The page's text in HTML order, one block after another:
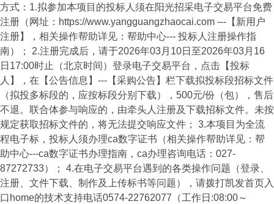
方式：1.拟参加本项目的投标人须在阳光招采电子交易平台免费
注册（网址：https://www.yangguangzhaocai.com ---【新用户
注册】，相关操作帮助详见：帮助中心--- 投标人注册操作指
南）； 2.注册完成后，请于2026年03月10日至2026年03月16
日17:00时止（北京时间）登录电子交易平台，点击【投标
人】，在【公告信息】---【采购公告】栏下载拟投标段招标文件
（拟投多标段的，应按标段分别下载），500元/份（包），售后
不退。联合体参与响应的，由牵头人注册及下载招标文件。未按
规定获取招标文件的，将无法提交响应文件； 3.本项目为全流
程电子标，投标人须办理ca数字证书（相关操作帮助详见：帮
助中心---ca数字证书办理指南，ca办理咨询电话：027-
87272733）； 4.在电子交易平台遇到的各类操作问题（登录、
注册、文件下载、制作及上传标书等问题），请拨打凯发首页入
口home的技术支持电话0574-22762077（工作日:08:00～